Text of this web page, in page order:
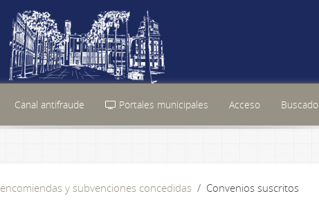
Canal antifraude Portales municipales Acceso
y subvenciones concedidas Convenios suscritos